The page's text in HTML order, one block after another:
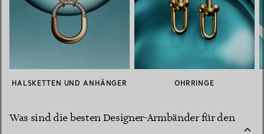
HALSKETTEN UND ANHÄNGER OHRRINGE
Was sind die besten Designer-Armbänder für den